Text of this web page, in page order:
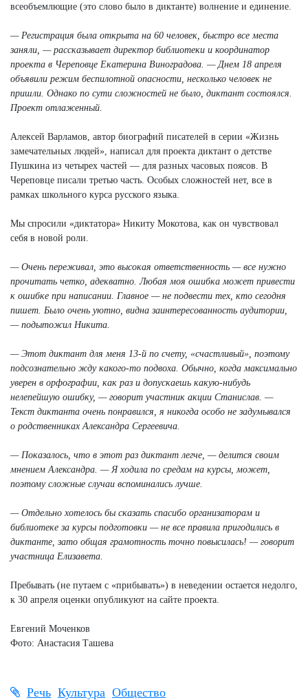
всеобъемлющие (это слово было в диктанте) волнение и единение.
— Регистрация была открыта на 60 человек, быстро все места
заняли, — рассказывает директор библиотеки и координатор
проекта в Череповце Екатерина Виноградова. — Днем 18 апреля
объявили режим беспилотной опасности, несколько человек не
пришли. Однако по сути сложностей не было, диктант состоялся.
Проект отлаженный.
Алексей Варламов, автор биографий писателей в серии «Жизнь
замечательных людей», написал для проекта диктант о детстве
Пушкина из четырех частей — для разных часовых поясов. В
Череповце писали третью часть. Особых сложностей нет, все в
рамках школьного курса русского языка.
Мы спросили «диктатора» Никиту Мокотова, как он чувствовал
себя в новой роли.
— Очень переживал, это высокая ответственность — все нужно
прочитать четко, адекватно. Любая моя ошибка может привести
к ошибке при написании. Главное — не подвести тех, кто сегодня
пишет. Было очень уютно, видна заинтересованность аудитории,
— подытожил Никита.
— Этот диктант для меня 13-й по счету, «счастливый», поэтому
подсознательно жду какого-то подвоха. Обычно, когда максимально
уверен в орфографии, как раз и допускаешь какую-нибудь
нелепейшую ошибку, — говорит участник акции Станислав. —
Текст диктанта очень понравился, я никогда особо не задумывался
о родственниках Александра Сергеевича.
— Показалось, что в этот раз диктант легче, — делится своим
мнением Александра. — Я ходила по средам на курсы, может,
поэтому сложные случаи вспоминались лучше.
— Отдельно хотелось бы сказать спасибо организаторам и
библиотеке за курсы подготовки — не все правила пригодились в
диктанте, зато общая грамотность точно повысилась! — говорит
участница Елизавета.
Пребывать (не путаем с «прибывать») в неведении остается недолго,
к 30 апреля оценки опубликуют на сайте проекта.
Евгений Моченков
Фото: Анастасия Ташева
Речь Культура Общество